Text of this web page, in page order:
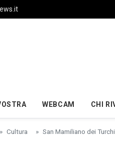
WEBCAM CHI
Cultura San Mamiliano dei